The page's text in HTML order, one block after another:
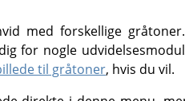
med forskellige
for nogle
til gråtoner, hvis du vil.